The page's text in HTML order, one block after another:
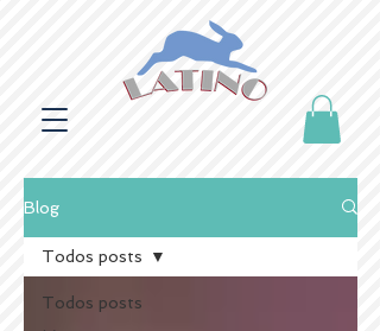
Blog
Todos posts
Todos posts